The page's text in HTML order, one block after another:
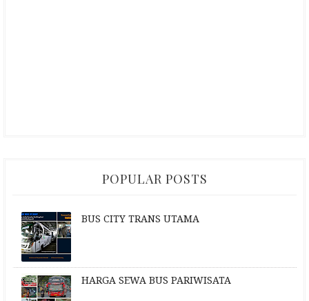
POPULAR POSTS
BUS CITY TRANS UTAMA
HARGA SEWA BUS PARIWISATA